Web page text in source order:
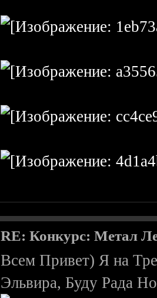
RE: Конкурс: Метал
Всем Привет) Я на
Эльвира, Буду Рада